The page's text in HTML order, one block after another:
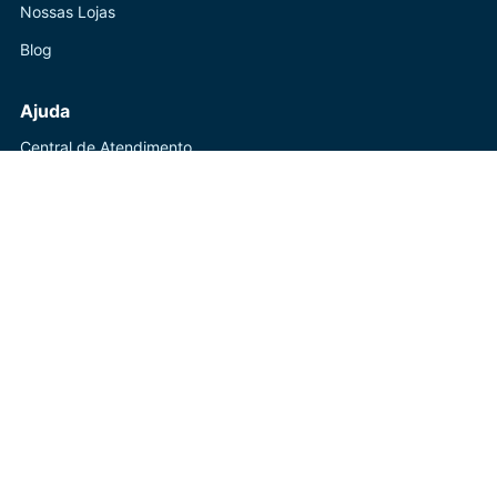
Nossas Lojas
Blog
Ajuda
Central de Atendimento